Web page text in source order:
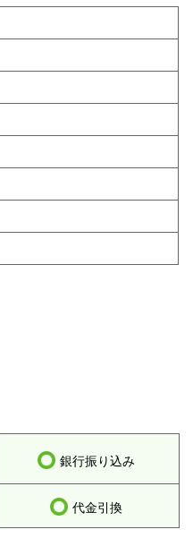
銀行振り込み
代金引換